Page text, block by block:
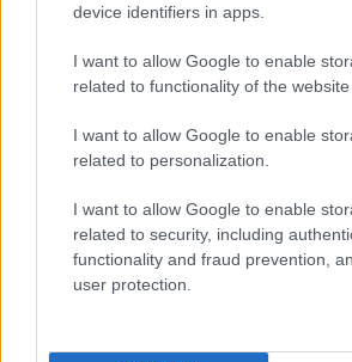
device identifiers in apps.
I want to allow Google to enable
related to functionality of the website
I want to allow Google to enable
related to personalization.
I want to allow Google to enable
related to security, including
functionality and fraud prevention,
user protection.
Festival Con-vivere Carrara 2026:
sostenibilità e relazioni
EVENTI E AGENDA